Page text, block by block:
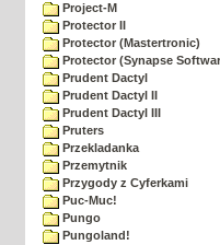
Project-M
Protector II
Protector (Mastertronic)
Protector (Synapse
Prudent Dactyl
Prudent Dactyl II
Prudent Dactyl III
Pruters
Przekladanka
Przemytnik
Przygody z Cyferkami
Puc-Muc!
Pungo
Pungoland!